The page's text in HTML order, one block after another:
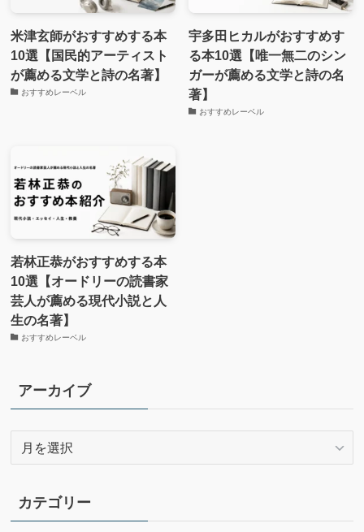
米津玄師がおすすめする本
10選【国民的アーティスト
が薦める文学と詩の名著】
おすすめレーベル
宇多田ヒカルがおすすめす
る本10選【唯一無二のシン
ガーが薦める文学と詩の名
著】
おすすめレーベル
若林正恭がおすすめする本
10選【オードリーの読書家
芸人が薦める現代小説と人
生の名著】
おすすめレーベル
アーカイブ
イ
ブ
カテゴリー